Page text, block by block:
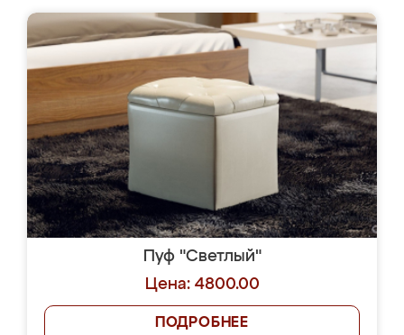
Пуф "Светлый"
Цена: 4800.00
ПОДРОБНЕЕ